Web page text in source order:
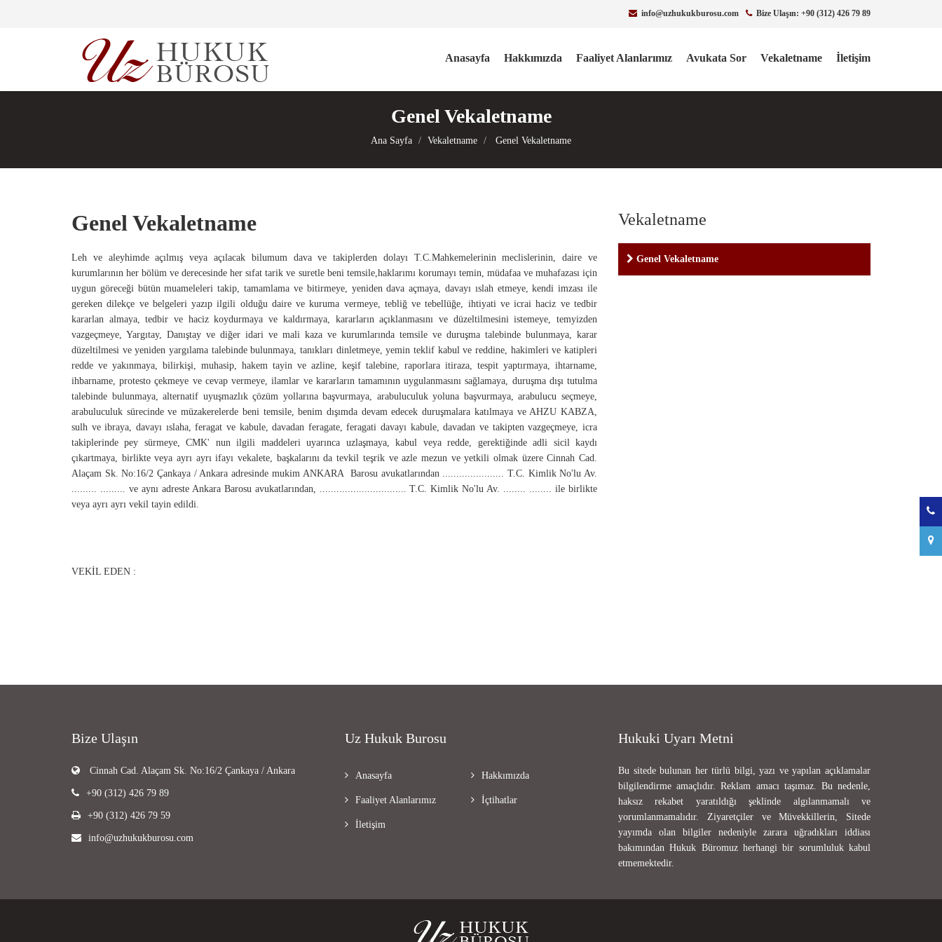
info@uzhukukburosu.com Bize Ulaşın: +90 (312) 426 79 89
Anasayfa Hakkımızda Faaliyet Alanlarımız Avukata Sor Vekaletname İletişim
Genel Vekaletname
Ana Sayfa Vekaletname Genel Vekaletname
Genel Vekaletname
Leh ve aleyhimde açılmış veya açılacak bilumum dava ve takiplerden dolayı T.C.Mahkemelerinin meclislerinin, daire ve
kurumlarının her bölüm ve derecesinde her sıfat tarik ve suretle beni temsile,haklarımı korumayı temin, müdafaa ve muhafazası için
uygun göreceği bütün muameleleri takip, tamamlama ve bitirmeye, yeniden dava açmaya, davayı ıslah etmeye, kendi imzası ile
gereken dilekçe ve belgeleri yazıp ilgili olduğu daire ve kuruma vermeye, tebliğ ve tebellüğe, ihtiyati ve icrai haciz ve tedbir
kararlan almaya, tedbir ve haciz koydurmaya ve kaldırmaya, kararların açıklanmasını ve düzeltilmesini istemeye, temyizden
vazgeçmeye, Yargıtay, Danıştay ve diğer idari ve mali kaza ve kurumlarında temsile ve duruşma talebinde bulunmaya, karar
düzeltilmesi ve yeniden yargılama talebinde bulunmaya, tanıkları dinletmeye, yemin teklif kabul ve reddine, hakimleri ve katipleri
redde ve yakınmaya, bilirkişi, muhasip, hakem tayin ve azline, keşif talebine, raporlara itiraza, tespit yaptırmaya, ihtarname,
ihbarname, protesto çekmeye ve cevap vermeye, ilamlar ve kararların tamamının uygulanmasını sağlamaya, duruşma dışı tutulma
talebinde bulunmaya, alternatif uyuşmazlık çözüm yollarına başvurmaya, arabuluculuk yoluna başvurmaya, arabulucu seçmeye,
arabuluculuk sürecinde ve müzakerelerde beni temsile, benim dışımda devam edecek duruşmalara katılmaya ve AHZU KABZA,
sulh ve ibraya, davayı ıslaha, feragat ve kabule, davadan feragate, feragati davayı kabule, davadan ve takipten vazgeçmeye, icra
takiplerinde pey sürmeye, CMK' nun ilgili maddeleri uyarınca uzlaşmaya, kabul veya redde, gerektiğinde adli sicil kaydı
çıkartmaya, birlikte veya ayrı ayrı ifayı vekalete, başkalarını da tevkil teşrik ve azle mezun ve yetkili olmak üzere Cinnah Cad.
Alaçam Sk. No:16/2 Çankaya / Ankara adresinde mukim ANKARA Barosu avukatlarından ...................... T.C. Kimlik No'lu Av.
......... ......... ve aynı adreste Ankara Barosu avukatlarından, ............................... T.C. Kimlik No'lu Av. ........ ........ ile birlikte
veya ayrı ayrı vekil tayin edildi.
VEKİL EDEN :
Vekaletname
Genel Vekaletname
Bize Ulaşın
Cinnah Cad. Alaçam Sk. No:16/2 Çankaya / Ankara
+90 (312) 426 79 89
+90 (312) 426 79 59
info@uzhukukburosu.com
Uz Hukuk Burosu
Anasayfa Hakkımızda
Faaliyet Alanlarımız İçtihatlar
İletişim
Hukuki Uyarı Metni
Bu sitede bulunan her türlü bilgi, yazı ve yapılan açıklamalar
bilgilendirme amaçlıdır. Reklam amacı taşımaz. Bu nedenle,
haksız rekabet yaratıldığı şeklinde algılanmamalı ve
yorumlanmamalıdır. Ziyaretçiler ve Müvekkillerin, Sitede
yayımda olan bilgiler nedeniyle zarara uğradıkları iddiası
bakımından Hukuk Büromuz herhangi bir sorumluluk kabul
etmemektedir.